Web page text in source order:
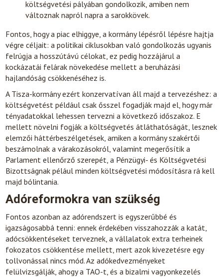
költségvetési pályában gondolkozik, amiben nem
változnak napról napra a sarokkövek.
Fontos, hogy a piac elhiggye, a kormány lépésről lépésre hajtja
végre céljait: a politikai ciklusokban való gondolkozás ugyanis
felrúgja a hosszútávú célokat, ez pedig hozzájárul a
kockázatái felárak növekedése mellett a beruházási
hajlandóság csökkenéséhez is.
A Tisza-kormány ezért konzervatívan áll majd a tervezéshez: a
költségvetést például csak ősszel fogadják majd el, hogy már
tényadatokkal lehessen tervezni a következő időszakoz. E
mellett növelni fogják a költségvetés átláthatóságát, lesznek
elemzői háttérbeszélgetések, amiken a kormány szakértői
beszámolnak a várakozásokról, valamint megerősítik a
Parlament ellenőrző szerepét, a Pénzügyi- és Költségvetési
Bizottságnak pélául minden költségvetési módosításra rá kell
majd bólintania.
Adóreformokra van szükség
Fontos azonban az adórendszert is egyszerűbbé és
igazságosabbá tenni: ennek érdekében visszahozzák a katát,
adócsökkentéseket terveznek, a vállalatok extra terheinek
fokozatos csökkentése mellett, mert azok kivezetésre egy
tollvonással nincs mód. Az adókedvezményeket
felülvizsgálják, ahogy a TAO-t, és a bizalmi vagyonkezelés